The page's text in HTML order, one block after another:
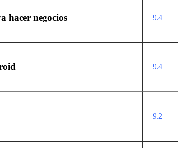
hacer negocios 9.4
9.4
9.2